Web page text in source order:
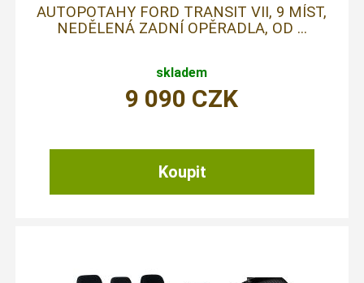
AUTOPOTAHY FORD TRANSIT VII, 9 MÍST,
NEDĚLENÁ ZADNÍ OPĚRADLA, OD ...
skladem
9 090 CZK